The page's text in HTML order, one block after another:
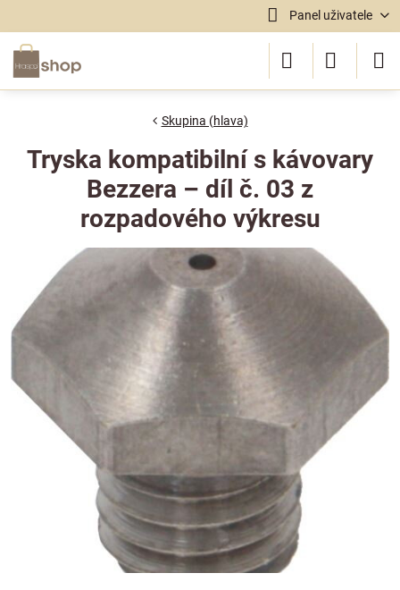
Panel uživatele
Skupina (hlava)
Tryska kompatibilní s kávovary
Bezzera – díl č. 03 z
rozpadového výkresu